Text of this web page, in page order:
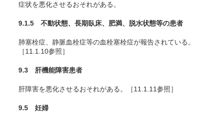
症状を悪化させるおそれがある。
9.1.5 不動状態、長期臥床、肥満、脱水状態等の患者
肺塞栓症、静脈血栓症等の血栓塞栓症が報告されている。
［11.1.10参照］
9.3 肝機能障害患者
肝障害を悪化させるおそれがある。［11.1.11参照］
9.5 妊婦